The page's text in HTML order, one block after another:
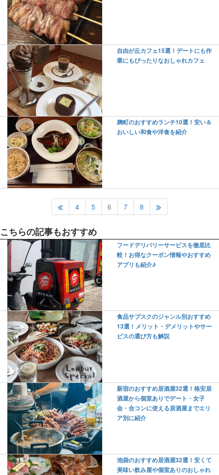
自由が丘カフェ15選！デートにも作
業にもぴったりなおしゃれカフェ
麹町のおすすめランチ10選！安い＆
おいしい和食や洋食を紹介
4 5 6 7 8
こちらの記事もおすすめ
フードデリバリーサービスを徹底比
較！お得なクーポン情報やおすすめ
アプリも紹介♪
食品サブスクのジャンル別おすすめ
13選！メリット・デメリットやサー
ビスの選び方も解説
新宿のおすすめ居酒屋32選！格安居
酒屋から個室ありでデート・女子
会・合コンに使える居酒屋までエリ
ア別に紹介
池袋のおすすめ居酒屋32選！安くて
美味い飲み屋や個室ありのおしゃれ